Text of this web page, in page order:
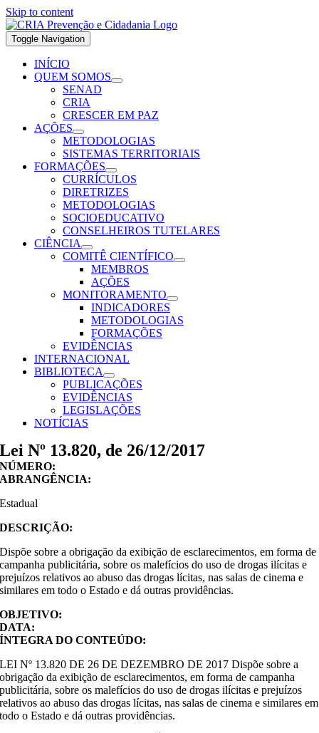
Skip to content
Toggle Navigation
INÍCIO
QUEM SOMOS
SENAD
CRIA
CRESCER EM PAZ
AÇÕES
METODOLOGIAS
SISTEMAS TERRITORIAIS
FORMAÇÕES
CURRÍCULOS
DIRETRIZES
METODOLOGIAS
SOCIOEDUCATIVO
CONSELHEIROS TUTELARES
CIÊNCIA
COMITÊ CIENTÍFICO
MEMBROS
AÇÕES
MONITORAMENTO
INDICADORES
METODOLOGIAS
FORMAÇÕES
EVIDÊNCIAS
INTERNACIONAL
BIBLIOTECA
PUBLICAÇÕES
EVIDÊNCIAS
LEGISLAÇÕES
NOTÍCIAS
Lei Nº 13.820, de 26/12/2017
NÚMERO:
ABRANGÊNCIA:
Estadual
DESCRIÇÃO:
Dispõe sobre a obrigação da exibição de esclarecimentos, em forma de
campanha publicitária, sobre os malefícios do uso de drogas ilícitas e
prejuízos relativos ao abuso das drogas lícitas, nas salas de cinema e
similares em todo o Estado e dá outras providências.
OBJETIVO:
DATA:
ÍNTEGRA DO CONTEÚDO:
LEI Nº 13.820 DE 26 DE DEZEMBRO DE 2017 Dispõe sobre a
obrigação da exibição de esclarecimentos, em forma de campanha
publicitária, sobre os malefícios do uso de drogas ilícitas e prejuízos
relativos ao abuso das drogas lícitas, nas salas de cinema e similares em
todo o Estado e dá outras providências.